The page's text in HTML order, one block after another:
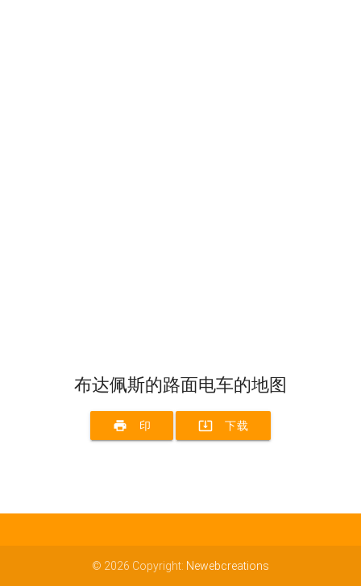
布达佩斯的路面电车的地图
print 印 system_update_alt 下载
© 2026 Copyright: Newebcreations